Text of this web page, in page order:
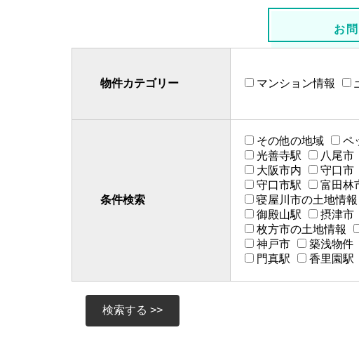
お
物件カテゴリー マンション情報
条件検索
その他の地域 ペ
光善寺駅
八尾市
大阪市内
守口市
守口市駅
富田林
寝屋川市の土地情報
御殿山駅
摂津市
枚方市の土地情報
神戸市
築浅物件
門真駅
香里園駅